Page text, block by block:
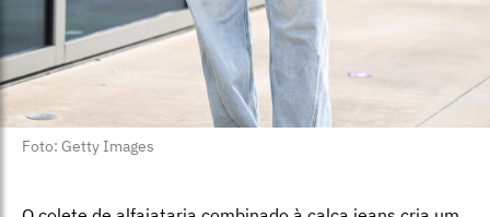
Foto: Getty Images